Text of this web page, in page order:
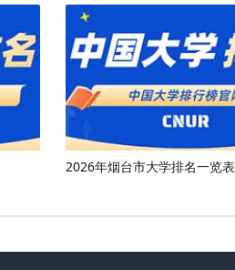
2026年烟台市大学排名一览表